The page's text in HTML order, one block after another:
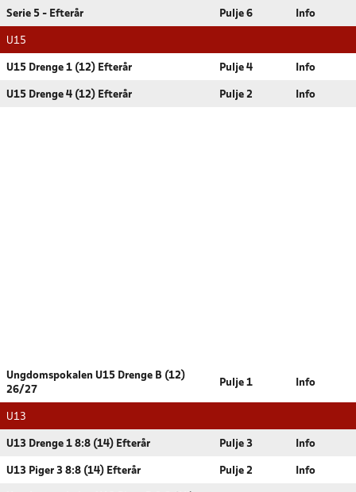
Serie 5 - Efterår Pulje 6 Info
U15
U15 Drenge 1 (12) Efterår Pulje 4 Info
U15 Drenge 4 (12) Efterår Pulje 2 Info
Ungdomspokalen U15 Drenge B (12)
26/27
Pulje 1 Info
U13
U13 Drenge 1 8:8 (14) Efterår Pulje 3 Info
U13 Piger 3 8:8 (14) Efterår Pulje 2 Info